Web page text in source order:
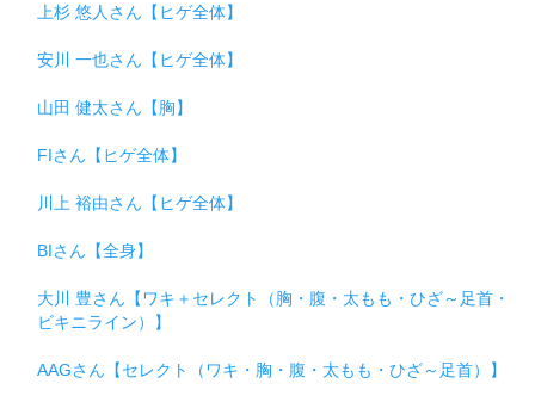
上杉 悠人さん【ヒゲ全体】
安川 一也さん【ヒゲ全体】
山田 健太さん【胸】
FIさん【ヒゲ全体】
川上 裕由さん【ヒゲ全体】
BIさん【全身】
大川 豊さん【ワキ＋セレクト（胸・腹・太もも・ひざ～足首・
ビキニライン）】
AAGさん【セレクト（ワキ・胸・腹・太もも・ひざ～足首）】